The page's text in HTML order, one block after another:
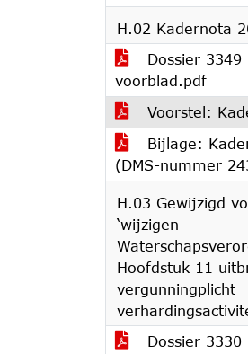
H.02 Kadernota
Dossier 3349
voorblad.pdf
Voorstel:
Bijlage:
(DMS-nummer
H.03 Gewijzigd
‘wijzigen
Hoofdstuk 11
vergunningplicht
Dossier 3330